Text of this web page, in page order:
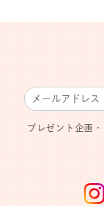
プレゼント企画